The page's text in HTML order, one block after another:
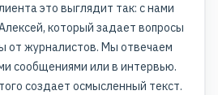
это выглядит так: с нами
который задает вопросы
от журналистов. Мы отвечаем
сообщениями или в интервью.
создает осмысленный текст.